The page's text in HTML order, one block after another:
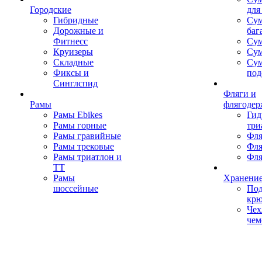
Городские
Гибридные
Дорожные и
Фитнесс
Круизеры
Складные
Фиксы и
Синглспид
Рамы
Рамы Ebikes
Рамы горные
Рамы гравийные
Рамы трековые
Рамы триатлон и
ТТ
Рамы
шоссейные
Фляги и